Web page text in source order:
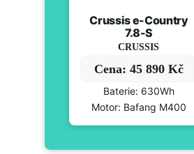
Crussis e-Country
7.8-S
CRUSSIS
Cena: 45 890 Kč
Baterie: 630Wh
Motor: Bafang M400